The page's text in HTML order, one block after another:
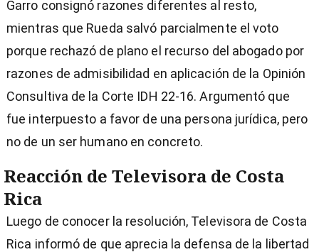
Garro consignó razones diferentes al resto,
mientras que Rueda salvó parcialmente el voto
porque rechazó de plano el recurso del abogado por
razones de admisibilidad en aplicación de la Opinión
Consultiva de la Corte IDH 22-16. Argumentó que
fue interpuesto a favor de una persona jurídica, pero
no de un ser humano en concreto.
Reacción de Televisora de Costa
Rica
Luego de conocer la resolución, Televisora de Costa
Rica informó de que aprecia la defensa de la libertad